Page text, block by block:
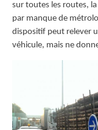
sur toutes les routes,
par manque de
dispositif peut relever
véhicule, mais ne